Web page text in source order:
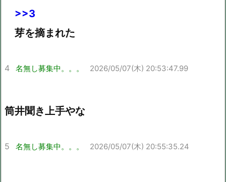
>>3
芽を摘まれた
4 名無し募集中。。。 2026/05/07(木) 20:53:47.99
筒井聞き上手やな
5 名無し募集中。。。 2026/05/07(木) 20:55:35.24